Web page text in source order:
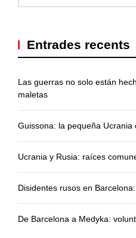
Entrades recents
Las guerras no solo están
maletas
Guissona: la pequeña Ucrania
Ucrania y Rusia: raíces
Disidentes rusos en
De Barcelona a Medyka: